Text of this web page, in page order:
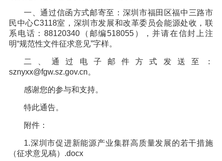
一、通过信函方式邮寄至：深圳市福田区福中三路市
民中心C3118室，深圳市发展和改革委员会能源处收，联
系电话：88120340（邮编518055），并请在信封上注
明“规范性文件征求意见”字样。
二、通过电子邮件方式发送至：
sznyxx@fgw.sz.gov.cn。
感谢您的参与和支持。
特此通告。
附件：
1.深圳市促进新能源产业集群高质量发展的若干措施
（征求意见稿）.docx